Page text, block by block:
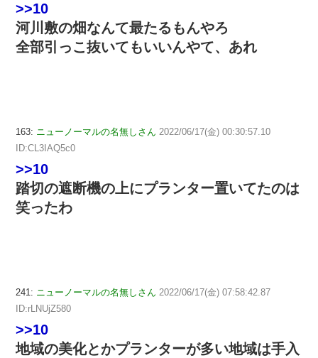
>>10
河川敷の畑なんて最たるもんやろ
全部引っこ抜いてもいいんやて、あれ
163: ニューノーマルの名無しさん 2022/06/17(金) 00:30:57.10
ID:CL3IAQ5c0
>>10
踏切の遮断機の上にプランター置いてたのは
笑ったわ
241: ニューノーマルの名無しさん 2022/06/17(金) 07:58:42.87
ID:rLNUjZ580
>>10
地域の美化とかプランターが多い地域は手入